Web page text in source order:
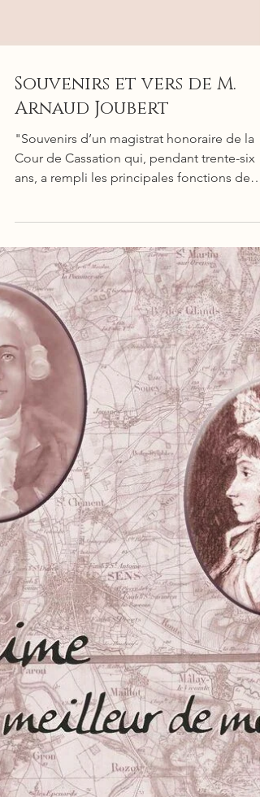
Souvenirs et vers de M.
Arnaud Joubert
"Souvenirs d’un magistrat honoraire de la
Cour de Cassation qui, pendant trente-six
cette Cour et vécu pendant la moitié du
siècle dans la société intime des premiers
écrivains qui ont illustré cette période. Ce
n’est point ici des mémoires et encore
moins des mémoires d’outre-tombe ! J’ai
joué un trop petit rôle dans ma vie pour
avoir une telle prétention. C’est tout
simplement le récit fidèle des principaux
événements qui me s